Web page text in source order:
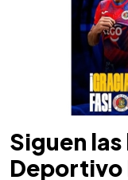
Siguen
Deportivo